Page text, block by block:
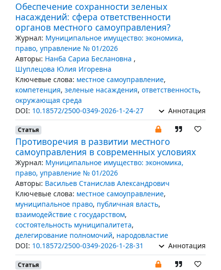
Обеспечение сохранности зеленых
насаждений: сфера ответственности
органов местного самоуправления?
Журнал: Муниципальное имущество: экономика,
право, управление № 01/2026
Авторы: Нанба Сариа Беслановна ,
Шуплецова Юлия Игоревна
Ключевые слова: местное самоуправление,
компетенция, зеленые насаждения, ответственность,
окружающая среда
DOI: 10.18572/2500-0349-2026-1-24-27 Аннотация
Статья
Противоречия в развитии местного
самоуправления в современных условиях
Журнал: Муниципальное имущество: экономика,
право, управление № 01/2026
Авторы: Васильев Станислав Александрович
Ключевые слова: местное самоуправление,
муниципальное право, публичная власть,
взаимодействие с государством,
состоятельность муниципалитета,
делегирование полномочий, народовластие
DOI: 10.18572/2500-0349-2026-1-28-31 Аннотация
Статья